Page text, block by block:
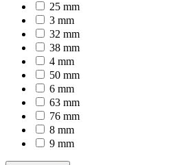
25 mm
3 mm
32 mm
38 mm
4 mm
50 mm
6 mm
63 mm
76 mm
8 mm
9 mm